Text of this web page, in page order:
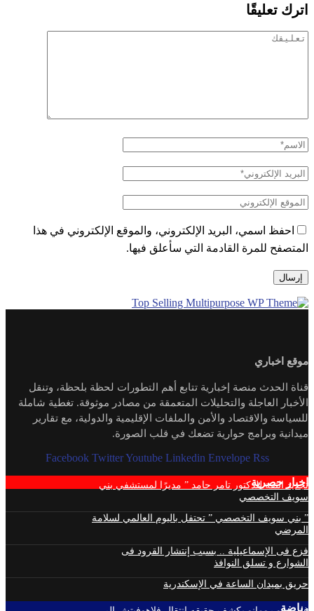
اترك تعليقًا
احفظ اسمي، البريد الإلكتروني، والموقع الإلكتروني في هذا
المتصفح للمرة القادمة التي سأعلق فيها.
موقع اخباري
قناة الحدث منصة إخبارية تتابع أهم التطورات لحظة بلحظة، وتنقل
الأخبار العاجلة والتحليلات المتعمقة من مصادر موثوقة. تغطية شاملة
للسياسة والاقتصاد والأمن والملفات الإقليمية والدولية، مع تقارير
ميدانية وبرامج حوارية تضعك في قلب الصورة.
Facebook Twitter Youtube Linkedin Envelope Rss
اخبار حصرية
تجديد الثقة للدكتور تامر حامد ” مديرًا لمستشفي بني
سويف التخصصي
” بني سويف التخصصي ” تحتفل باليوم العالمي لسلامة
المرضي
فزع فى الإسماعيلية .. بسبب إنتشار القرود فى
الشوارع و تسلق النوافذ
حريق بميدان الساعة في الإسكندرية
رياضة